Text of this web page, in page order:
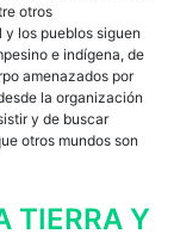
otros
los pueblos siguen
e indígena, de
amenazados por
la organización
y de buscar
otros mundos son
TIERRA Y